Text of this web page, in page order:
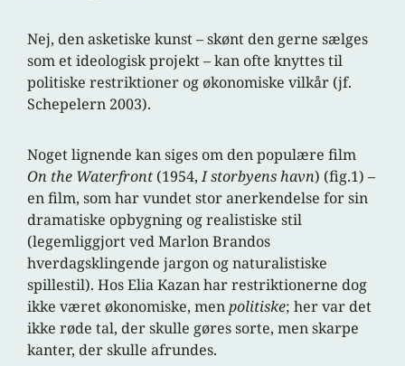
Nej, den asketiske kunst – skønt den gerne sælges
som et ideologisk projekt – kan ofte knyttes til
politiske restriktioner og økonomiske vilkår (jf.
Schepelern 2003).
Noget lignende kan siges om den populære film
On the Waterfront (1954,I storbyens havn) (fig.1) –
en film, som har vundet stor anerkendelse for sin
dramatiske opbygning og realistiske stil
(legemliggjort ved Marlon Brandos
hverdagsklingende jargon og naturalistiske
spillestil). Hos Elia Kazan har restriktionerne dog
ikke været økonomiske, menpolitiske; her var det
ikke røde tal, der skulle gøres sorte, men skarpe
kanter, der skulle afrundes.